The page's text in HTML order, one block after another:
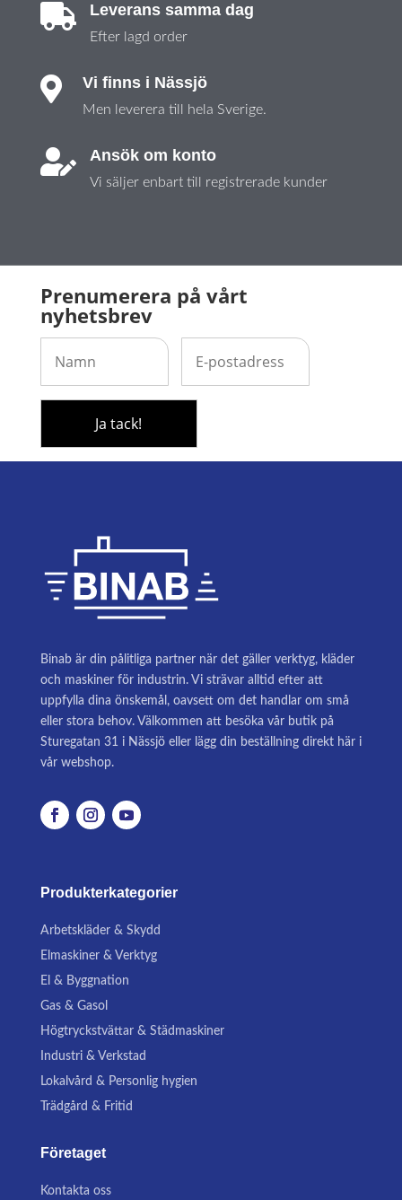
 Leverans samma dag
Efter lagd order
 Vi finns i Nässjö
Men leverera till hela Sverige.
 Ansök om konto
Vi säljer enbart till registrerade kunder
Prenumerera på vårt
nyhetsbrev
Binab är din pålitliga partner när det gäller verktyg, kläder
och maskiner för industrin. Vi strävar alltid efter att
uppfylla dina önskemål, oavsett om det handlar om små
eller stora behov. Välkommen att besöka vår butik på
Sturegatan 31 i Nässjö eller lägg din beställning direkt här i
vår webshop.
Produkterkategorier
Arbetskläder & Skydd
Elmaskiner & Verktyg
El & Byggnation
Gas & Gasol
Högtryckstvättar & Städmaskiner
Industri & Verkstad
Lokalvård & Personlig hygien
Trädgård & Fritid
Företaget
Kontakta oss